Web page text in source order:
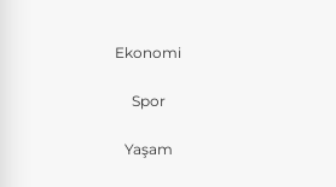
Ekonomi
Spor
Yaşam